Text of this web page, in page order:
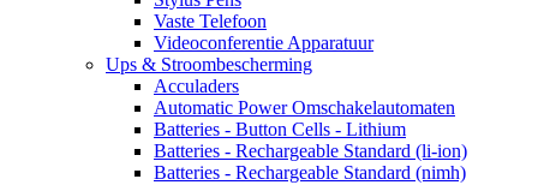
Vaste Telefoon
Videoconferentie Apparatuur
Ups & Stroombescherming
Acculaders
Automatic Power Omschakelautomaten
Batteries - Button Cells - Lithium
Batteries - Rechargeable Standard (li-ion)
Batteries - Rechargeable Standard (nimh)